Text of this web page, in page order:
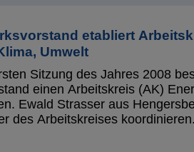
etabliert
Umwelt
Sitzung des Jahres 2008
einen Arbeitskreis (AK)
Ewald Strasser aus
des Arbeitskreises